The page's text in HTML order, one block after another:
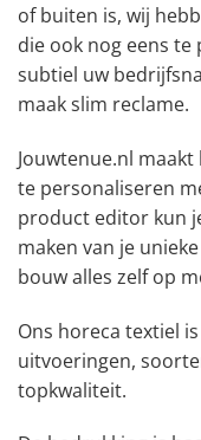
of buiten is, wij
die ook nog eens
subtiel uw
maak slim reclame.
Jouwtenue.nl
te personaliseren
product editor kun
maken van je
bouw alles zelf op
Ons horeca textiel
uitvoeringen,
topkwaliteit.